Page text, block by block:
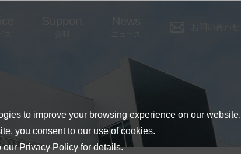
to improve your browsing experience on our website.
you consent to our use of cookies.
ourPrivacy Policy for details.